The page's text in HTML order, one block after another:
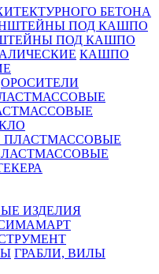
БЕТОНА
ПОД КАШПО
КАШПО
ОРОСИТЕЛИ
ИЗДЕЛИЯ
ГРАБЛИ, ВИЛЫ